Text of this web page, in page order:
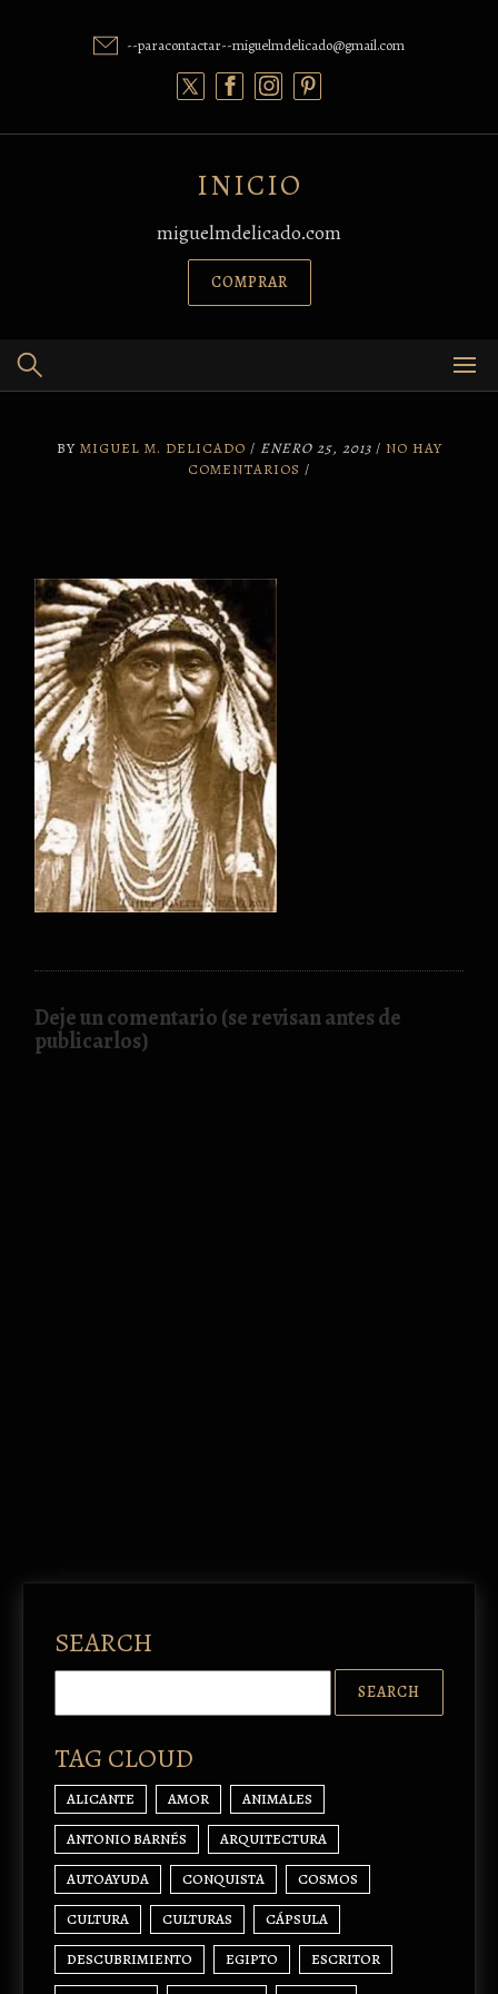
--paracontactar--miguelmdelicado@gmail.com
INICIO
miguelmdelicado.com
COMPRAR
BY MIGUEL M. DELICADO / ENERO 25, 2013/ NO HAY
COMENTARIOS /
Deje un comentario (se revisan antes de
publicarlos)
SEARCH
TAG CLOUD
ALICANTE AMOR ANIMALES
ANTONIO BARNÉS ARQUITECTURA
AUTOAYUDA CONQUISTA COSMOS
CULTURA CULTURAS CÁPSULA
DESCUBRIMIENTO EGIPTO ESCRITOR